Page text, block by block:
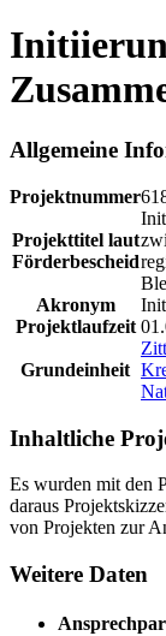
Allgemeine
Projektnummer
Projekttitel laut
Förderbescheid
Akronym
Projektlaufzeit
Grundeinheit
Inhaltliche
Es wurden mit den
daraus
von Projekten zur
Weitere Daten